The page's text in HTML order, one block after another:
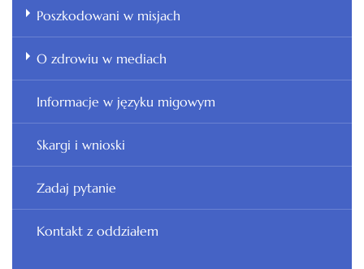
Poszkodowani w misjach
O zdrowiu w mediach
Informacje w języku migowym
Skargi i wnioski
Zadaj pytanie
Kontakt z oddziałem